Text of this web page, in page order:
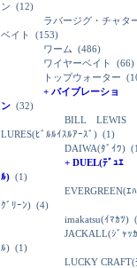
ン (12)
ラバージグ・チャタ
ベイト
(153)
ワーム (486)
ワイヤーベイト
(66)
トップウォーター
+ バイブレーショ
ン (32)
BILL LEWIS
LURES(ﾋﾞﾙﾙｲｽﾙｱｰｽﾞ) (1)
DAIWA(ﾀﾞｲﾜ)
+ DUEL(ﾃﾞｭｴ
ﾙ) (1)
EVERGREEN(ｴ
ｸﾞﾘｰﾝ) (4)
imakatsu(ｲﾏｶﾂ)
JACKALL(ｼﾞｬｯｶ
ﾙ) (1)
LUCKY CRAFT(